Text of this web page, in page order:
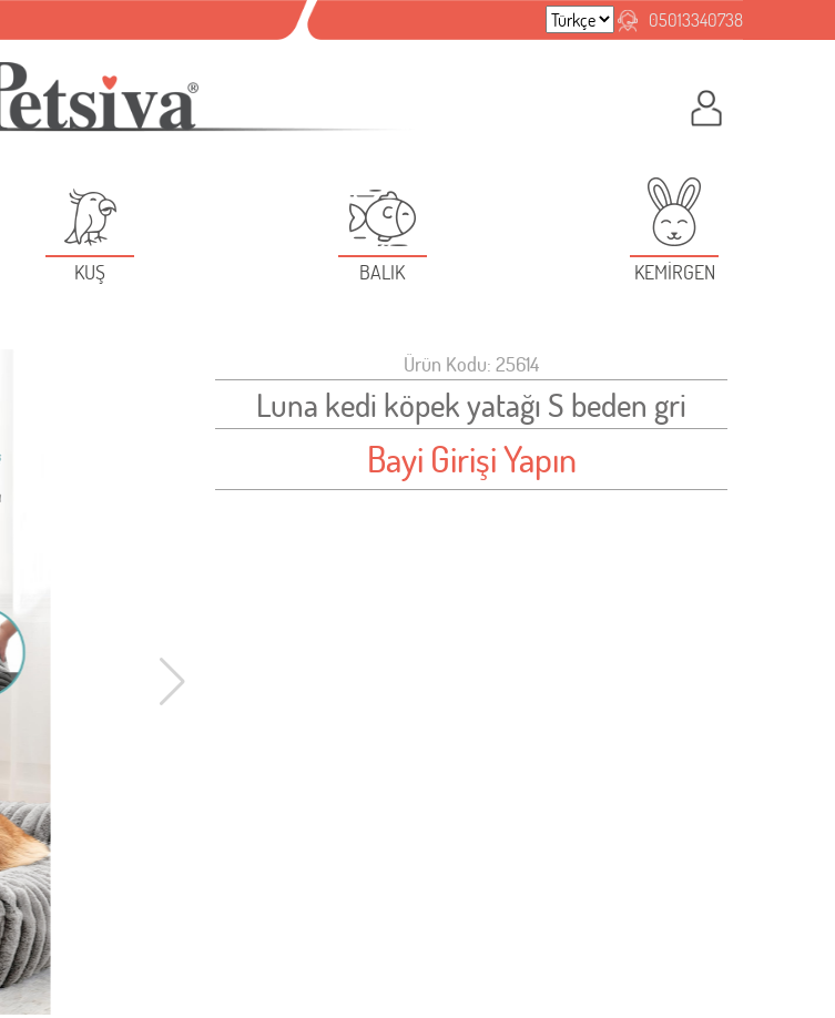
05013340738
KUŞ BALIK KEMİRGEN
Ürün Kodu: 25614
Luna kedi köpek yatağı S beden gri
Bayi Girişi Yapın